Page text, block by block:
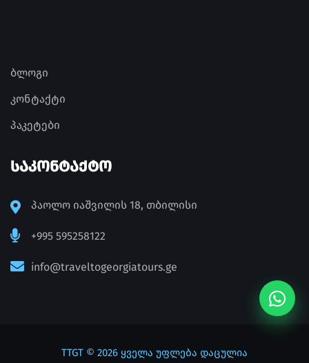
ბლოგი
კონტაქტი
პაკეტები
ᲡᲐᲙᲝᲜᲢᲐᲥᲢᲝ
პაოლო იაშვილის 18, თბილისი
+995 595258122
info@traveltogeorgiatours.ge
TTGT © 2026 ყველა უფლება დაცულია